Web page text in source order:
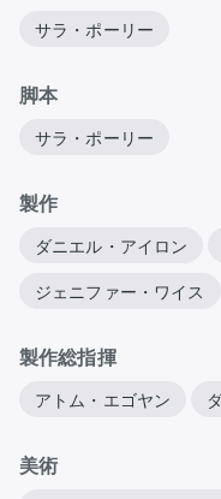
サラ・ポーリー
脚本
サラ・ポーリー
製作
ダニエル・アイロン
ジェニファー・ワイス
製作総指揮
アトム・エゴヤン
美術